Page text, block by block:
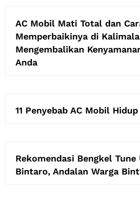
AC Mobil Mati Total dan
Memperbaikinya di
Mengembalikan
Anda
11 Penyebab AC Mobil
Rekomendasi Bengkel
Bintaro, Andalan Warga